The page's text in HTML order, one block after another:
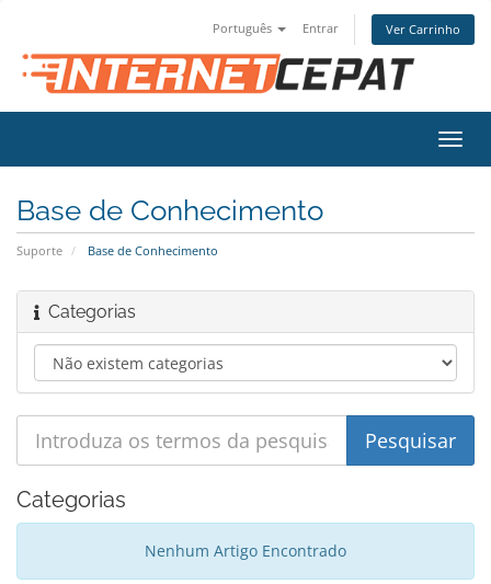
Português Entrar Ver Carrinho
Base de Conhecimento
Suporte Base de Conhecimento
Categorias
Categorias
Nenhum Artigo Encontrado